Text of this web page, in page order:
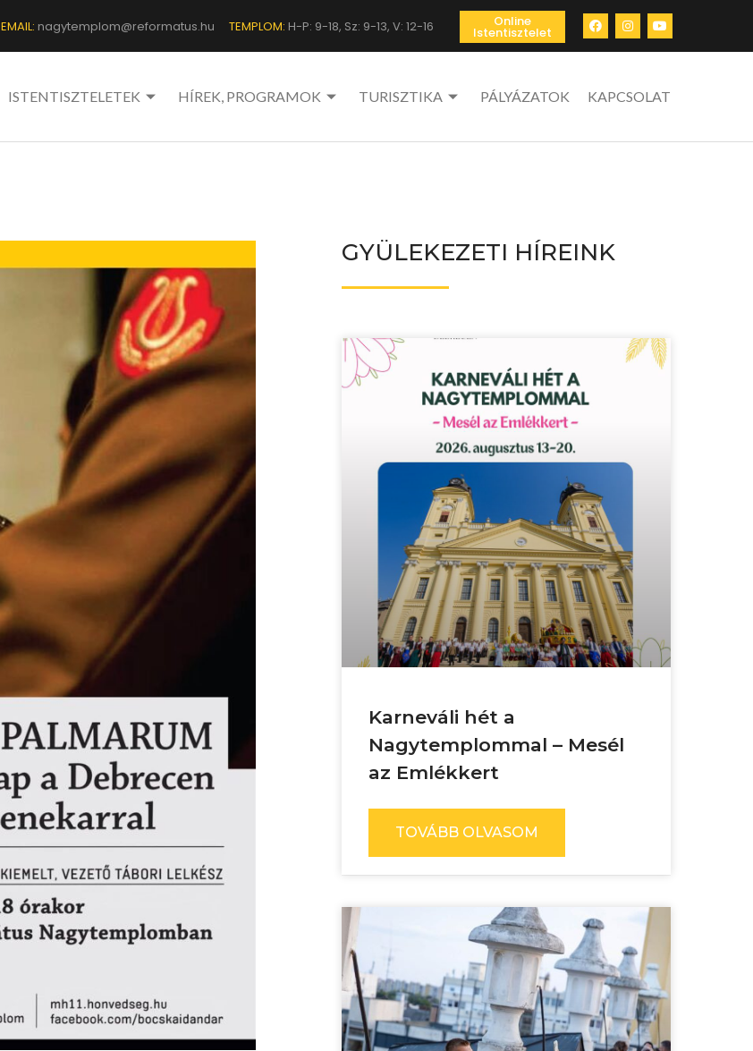
EMAIL: nagytemplom@reformatus.hu TEMPLOM: H-P: 9-18, Sz: 9-13, V: 12-16 Online
Istentisztelet
ISTENTISZTELETEK HÍREK, PROGRAMOK TURISZTIKA PÁLYÁZATOK KAPCSOLAT
GYÜLEKEZETI HÍREINK
Karneváli hét a
Nagytemplommal – Mesél
az Emlékkert
TOVÁBB OLVASOM